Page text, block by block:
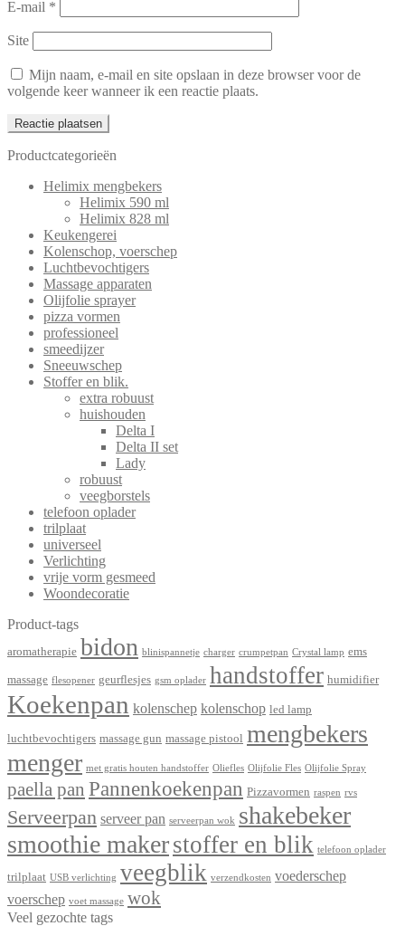
E-mail *
Site
Mijn naam, e-mail en site opslaan in deze browser voor de
volgende keer wanneer ik een reactie plaats.
Productcategorieën
Helimix mengbekers
Helimix 590 ml
Helimix 828 ml
Keukengerei
Kolenschop, voerschep
Luchtbevochtigers
Massage apparaten
Olijfolie sprayer
pizza vormen
professioneel
smeedijzer
Sneeuwschep
Stoffer en blik.
extra robuust
huishouden
Delta I
Delta II set
Lady
robuust
veegborstels
telefoon oplader
trilplaat
universeel
Verlichting
vrije vorm gesmeed
Woondecoratie
Product-tags
aromatherapie bidon blinispannetje charger crumpetpan Crystal lamp ems
massage flesopener geurflesjes gsm oplader handstoffer humidifier
Koekenpan kolenschep kolenschop led lamp
luchtbevochtigers massage gun massage pistool mengbekers
menger met gratis houten handstoffer Oliefles Olijfolie Fles Olijfolie Spray
paella pan Pannenkoekenpan Pizzavormen raspen rvs
Serveerpan serveer pan serveerpan wok shakebeker
smoothie makerstoffer en blik telefoon oplader
trilplaat USB verlichting veegblik verzendkosten voederschep
voerschep voet massage wok
Veel gezochte tags